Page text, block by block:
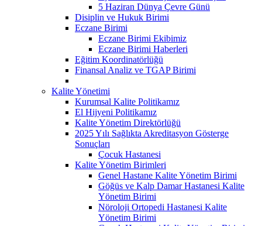
5 Haziran Dünya Çevre Günü
Disiplin ve Hukuk Birimi
Eczane Birimi
Eczane Birimi Ekibimiz
Eczane Birimi Haberleri
Eğitim Koordinatörlüğü
Finansal Analiz ve TGAP Birimi
Kalite Yönetimi
Kurumsal Kalite Politikamız
El Hijyeni Politikamız
Kalite Yönetim Direktörlüğü
2025 Yılı Sağlıkta Akreditasyon Gösterge
Sonuçları
Çocuk Hastanesi
Kalite Yönetim Birimleri
Genel Hastane Kalite Yönetim Birimi
Göğüs ve Kalp Damar Hastanesi Kalite
Yönetim Birimi
Nöroloji Ortopedi Hastanesi Kalite
Yönetim Birimi